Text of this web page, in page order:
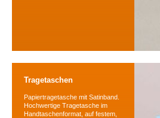
Tragetaschen
Papiertragetasche mit Satinband.
Hochwertige Tragetasche im
Handtaschenformat, auf festem,